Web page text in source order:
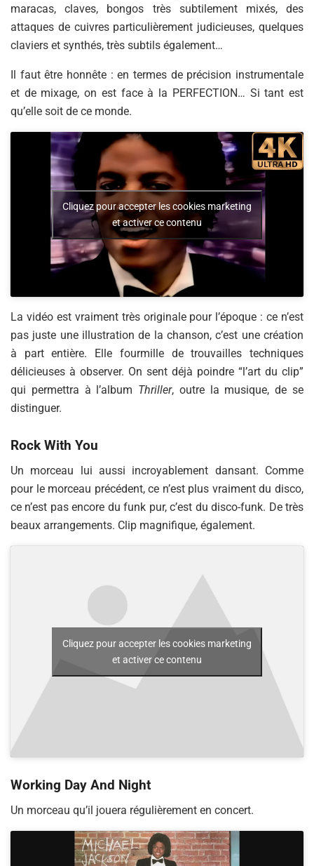
maracas, claves, bongos très subtilement mixés, des
attaques de cuivres particulièrement judicieuses, quelques
claviers et synthés, très subtils également…
Il faut être honnête : en termes de précision instrumentale
et de mixage, on est face à la PERFECTION… Si tant est
qu’elle soit de ce monde.
Cliquez pour accepter les cookies marketing
et activer ce contenu
La vidéo est vraiment très originale pour l’époque : ce n’est
pas juste une illustration de la chanson, c’est une création
à part entière. Elle fourmille de trouvailles techniques
délicieuses à observer. On sent déjà poindre “l’art du clip”
qui permettra à l’album Thriller, outre la musique, de se
distinguer.
Rock With You
Un morceau lui aussi incroyablement dansant. Comme
pour le morceau précédent, ce n’est plus vraiment du disco,
ce n’est pas encore du funk pur, c’est du disco-funk. De très
beaux arrangements. Clip magnifique, également.
Cliquez pour accepter les cookies marketing
et activer ce contenu
Working Day And Night
Un morceau qu’il jouera régulièrement en concert.